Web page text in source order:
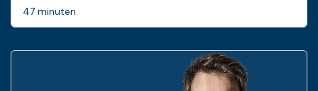
47 minuten